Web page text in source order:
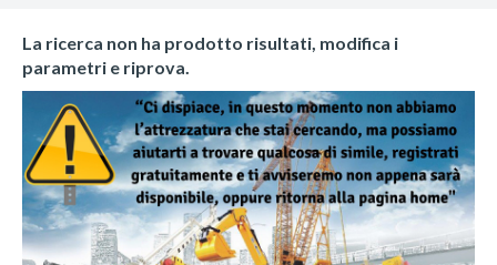
La ricerca non ha prodotto risultati, modifica i
parametri e riprova.